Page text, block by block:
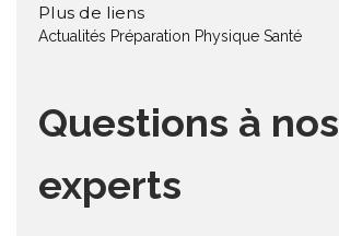
Plus de liens
Actualités Préparation Physique Santé
Questions à nos
experts